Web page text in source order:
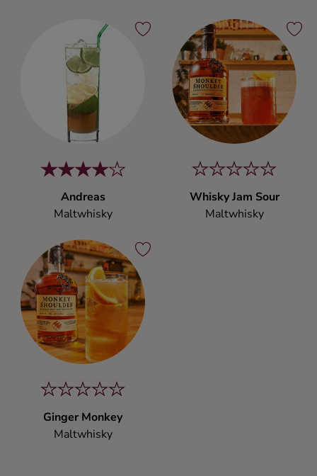
Andreas
Maltwhisky
Whisky Jam Sour
Maltwhisky
Ginger Monkey
Maltwhisky